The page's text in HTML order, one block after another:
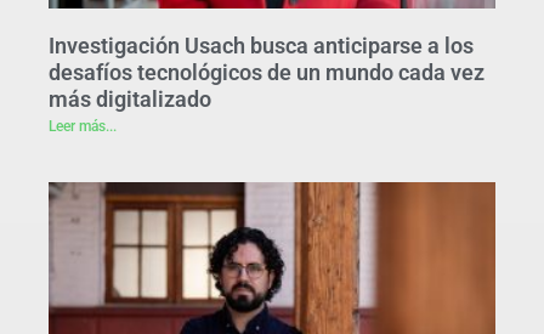
Investigación Usach busca anticiparse a los
desafíos tecnológicos de un mundo cada vez
más digitalizado
Leer más...